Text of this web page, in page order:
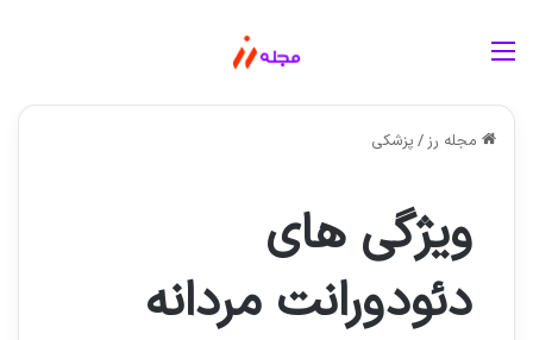
مجله رز/ پزشکی
ویژگی های
دئودورانت مردانه